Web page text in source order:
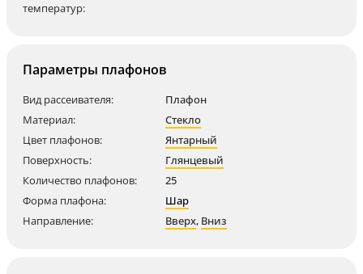
температур:
Параметры плафонов
Вид рассеивателя:
Плафон
Материал:
Стекло
Цвет плафонов:
Янтарный
Поверхность:
Глянцевый
Количество плафонов:
25
Форма плафона:
Шар
Направление:
Вверх, Вниз